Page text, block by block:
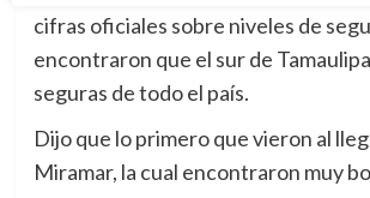
cifras oficiales sobre niveles de
encontraron que el sur de
seguras de todo el país.
Dijo que lo primero que vieron al
Miramar, la cual encontraron muy